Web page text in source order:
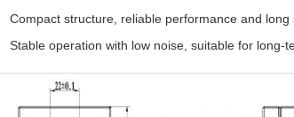
Compact structure, reliable performance and long
Stable operation with low noise, suitable for long-